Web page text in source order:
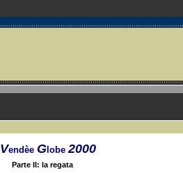
Vendèe G lobe2000
Parte II: la regata